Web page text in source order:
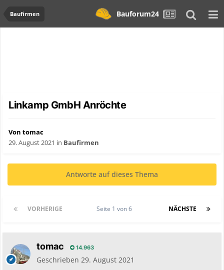
Baufirmen Bauforum24
Linkamp GmbH Anröchte
Von tomac
29. August 2021 in Baufirmen
Antworte auf dieses Thema
VORHERIGE NÄCHSTE
Seite 1 von 6
tomac 14.963
Geschrieben 29. August 2021